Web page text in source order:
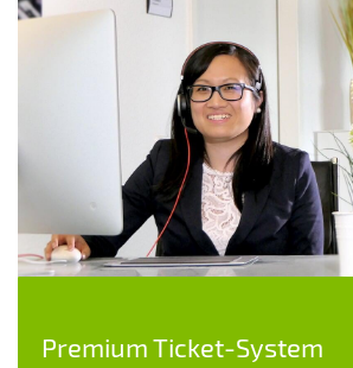
Umsatzberichte,
detaillierte Finanzanalysen.
Dashboard mit Echtzeit-
offene und bezahlte
Mehrwertsteuer und
Premium Ticket-System